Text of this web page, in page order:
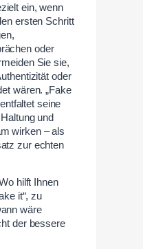
ein, wenn
ersten Schritt
oder
Sie sie,
oder
wären. „Fake
seine
und
wirken – als
zur echten
hilft Ihnen
it“, zu
wäre
der bessere